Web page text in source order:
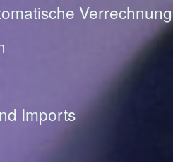
Verrechnung
Imports